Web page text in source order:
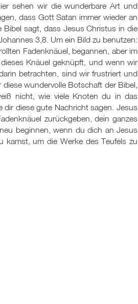
sehen wir die wunderbare Art und
dass Gott Satan immer wieder an
sagt, dass Jesus Christus in die
3,8. Um ein Bild zu benutzen:
Fadenknäuel, begannen, aber im
Knäuel geknüpft, und wenn wir
betrachten, sind wir frustriert und
wundervolle Botschaft der Bibel,
nicht, wie viele Knoten du in das
dir diese gute Nachricht sagen. Jesus
zurückgeben, dein ganzes
beginnen, wenn du dich an Jesus
kamst, um die Werke des Teufels zu